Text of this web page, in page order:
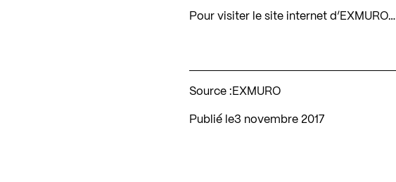
Pour visiter le site internet d’EXMURO…
Source : EXMURO
Publié le 3 novembre 2017